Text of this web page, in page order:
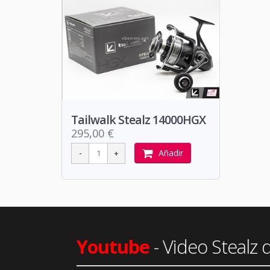
Tailwalk Stealz 14000HGX
295,00 €
Añadir
Youtube- Video Stealz